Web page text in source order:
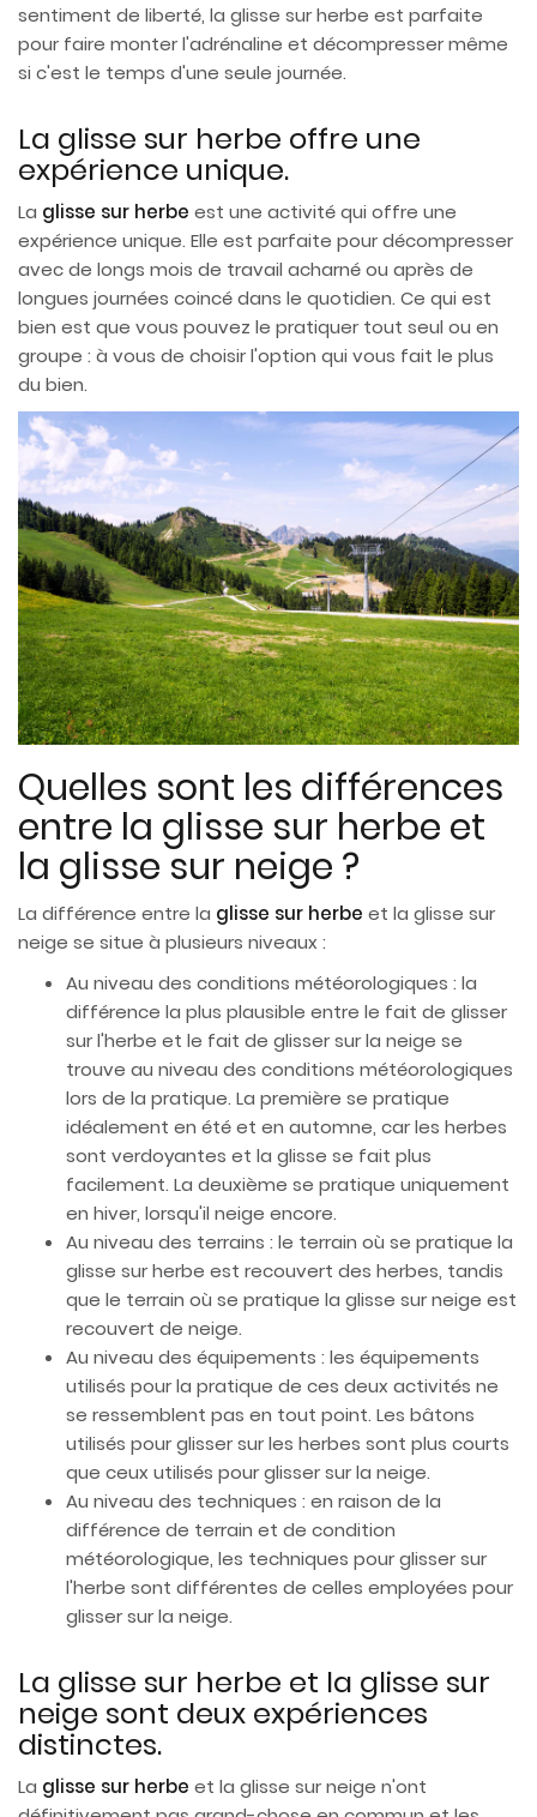
sentiment de liberté, la glisse sur herbe est parfaite
pour faire monter l'adrénaline et décompresser même
si c'est le temps d'une seule journée.
La glisse sur herbe offre une
expérience unique.
La glisse sur herbe est une activité qui offre une
expérience unique. Elle est parfaite pour décompresser
avec de longs mois de travail acharné ou après de
longues journées coincé dans le quotidien. Ce qui est
bien est que vous pouvez le pratiquer tout seul ou en
groupe : à vous de choisir l'option qui vous fait le plus
du bien.
Quelles sont les différences
entre la glisse sur herbe et
la glisse sur neige ?
La différence entre la glisse sur herbe et la glisse sur
neige se situe à plusieurs niveaux :
Au niveau des conditions météorologiques : la
différence la plus plausible entre le fait de glisser
sur l'herbe et le fait de glisser sur la neige se
trouve au niveau des conditions météorologiques
lors de la pratique. La première se pratique
idéalement en été et en automne, car les herbes
sont verdoyantes et la glisse se fait plus
facilement. La deuxième se pratique uniquement
en hiver, lorsqu'il neige encore.
Au niveau des terrains : le terrain où se pratique la
glisse sur herbe est recouvert des herbes, tandis
que le terrain où se pratique la glisse sur neige est
recouvert de neige.
Au niveau des équipements : les équipements
utilisés pour la pratique de ces deux activités ne
se ressemblent pas en tout point. Les bâtons
utilisés pour glisser sur les herbes sont plus courts
que ceux utilisés pour glisser sur la neige.
Au niveau des techniques : en raison de la
différence de terrain et de condition
météorologique, les techniques pour glisser sur
l'herbe sont différentes de celles employées pour
glisser sur la neige.
La glisse sur herbe et la glisse sur
neige sont deux expériences
distinctes.
La glisse sur herbe et la glisse sur neige n'ont